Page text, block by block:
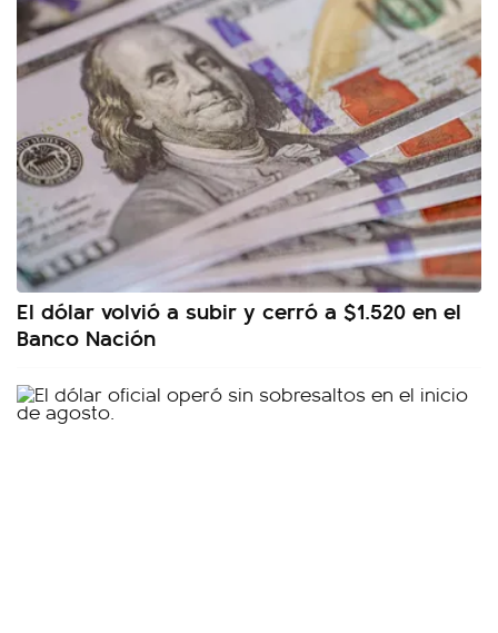
El dólar volvió a subir y cerró a $1.520 en el
Banco Nación